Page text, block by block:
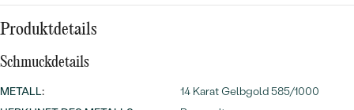
Meistverkaufte
Eheringe
MIT EDELSTEIN
NACH MATERIAL
EDELSTEINSCHMUCK
SCHMUCK MIT LAB GROWN
DIAMANTEN
PREISWERTE
LUXURIÖSE
LUXURIÖSE
Produktdetails
Schmuckdetails
METALL:
14 Karat Gelbgold 585/1000